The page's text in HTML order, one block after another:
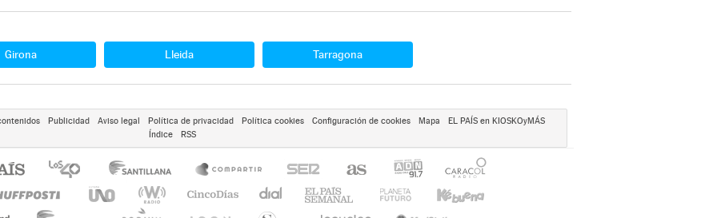
Girona Lleida Tarragona
Publicidad Aviso legal Política de privacidad Política cookies Configuración de cookies Mapa
EL PAÍS en KIOSKOyMÁS
Índice
RSS